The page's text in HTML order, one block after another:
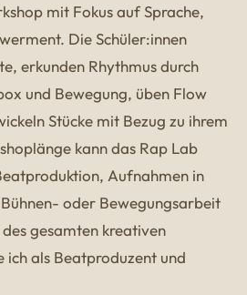
mit Fokus auf Sprache,
Die Schüler:innen
erkunden Rhythmus durch
und Bewegung, üben Flow
Stücke mit Bezug zu ihrem
kann das Rap Lab
Aufnahmen in
oder Bewegungsarbeit
gesamten kreativen
ich als Beatproduzent und